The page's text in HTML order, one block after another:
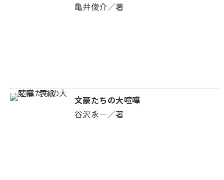
亀井俊介／著
文豪たちの大喧嘩
谷沢永一／著